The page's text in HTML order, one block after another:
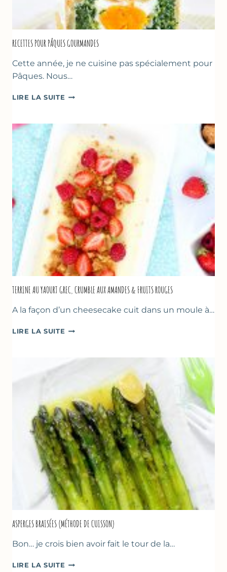
RECETTES POUR PÂQUES GOURMANDES
Cette année, je ne cuisine pas spécialement pour
Pâques. Nous…
LIRE LA SUITE RECETTES
GOURMANDES
TERRINE AU YAOURT GREC, CRUMBLE AUX AMANDES & FRUITS ROUGES
A la façon d’un cheesecake cuit dans un moule à…
LIRE LA SUITE TERRINE
GREC,
AMANDES
&
FRUITS
ROUGES
ASPERGES BRAISÉES (MÉTHODE DE CUISSON)
Bon… je crois bien avoir fait le tour de la…
LIRE LA SUITE ASPERGES